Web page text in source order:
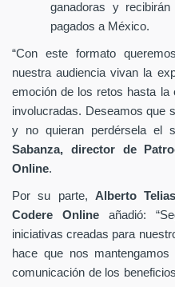
ganadoras y
pagados a México.
“Con este formato
nuestra audiencia vivan la
emoción de los retos hasta la
involucradas. Deseamos que
y no quieran perdérsela el
Sabanza, director de
Online.
Por su parte, Alberto Telias
Codere Online añadió:
iniciativas creadas para
hace que nos
comunicación de los